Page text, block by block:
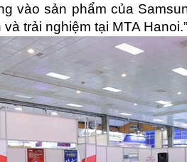
vào sản phẩm của
trải nghiệm tại MTA Hanoi.”